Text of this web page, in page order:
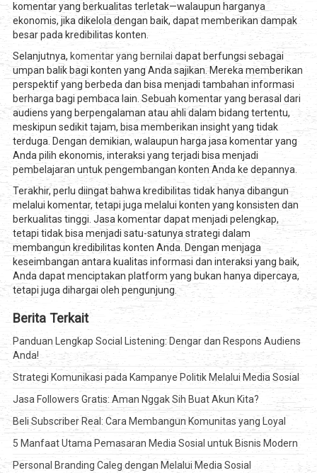
komentar yang berkualitas terletak—walaupun harganya
ekonomis, jika dikelola dengan baik, dapat memberikan dampak
besar pada kredibilitas konten.
Selanjutnya, komentar yang bernilaidapat berfungsi sebagai
umpan balik bagi konten yang Anda sajikan. Mereka memberikan
perspektif yang berbeda dan bisa menjadi tambahan informasi
berharga bagi pembaca lain. Sebuah komentar yang berasal dari
audiens yang berpengalaman atau ahli dalam bidang tertentu,
meskipun sedikit tajam, bisa memberikan insight yang tidak
terduga. Dengan demikian, walaupun harga jasa komentar yang
Anda pilih ekonomis, interaksi yang terjadi bisa menjadi
pembelajaran untuk pengembangan konten Anda ke depannya.
Terakhir, perlu diingat bahwa kredibilitas tidak hanya dibangun
melalui komentar, tetapi juga melalui konten yang konsisten dan
berkualitas tinggi. Jasa komentar dapat menjadi pelengkap,
tetapi tidak bisa menjadi satu-satunya strategi dalam
membangun kredibilitas konten Anda. Dengan menjaga
keseimbangan antara kualitas informasi dan interaksi yang baik,
Anda dapat menciptakan platform yang bukan hanya dipercaya,
tetapi juga dihargai oleh pengunjung.
Berita Terkait
Panduan Lengkap Social Listening: Dengar dan Respons Audiens
Anda!
Strategi Komunikasi pada Kampanye Politik Melalui Media Sosial
Jasa Followers Gratis: Aman Nggak Sih Buat Akun Kita?
Beli Subscriber Real: Cara Membangun Komunitas yang Loyal
5 Manfaat Utama Pemasaran Media Sosial untuk Bisnis Modern
Personal Branding Caleg dengan Melalui Media Sosial